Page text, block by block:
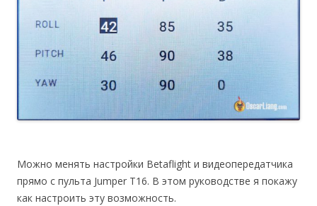
Можно менять настройки Betaflight и видеопередатчика
прямо с пульта Jumper T16. В этом руководстве я покажу
как настроить эту возможность.